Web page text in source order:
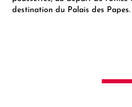
destination du Palais des Papes.